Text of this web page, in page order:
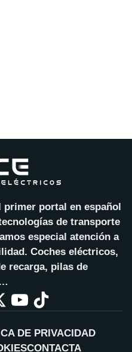
portal en español
de transporte
especial atención a
Coches eléctricos,
recarga, pilas de
DE PRIVACIDAD
CONTACTA